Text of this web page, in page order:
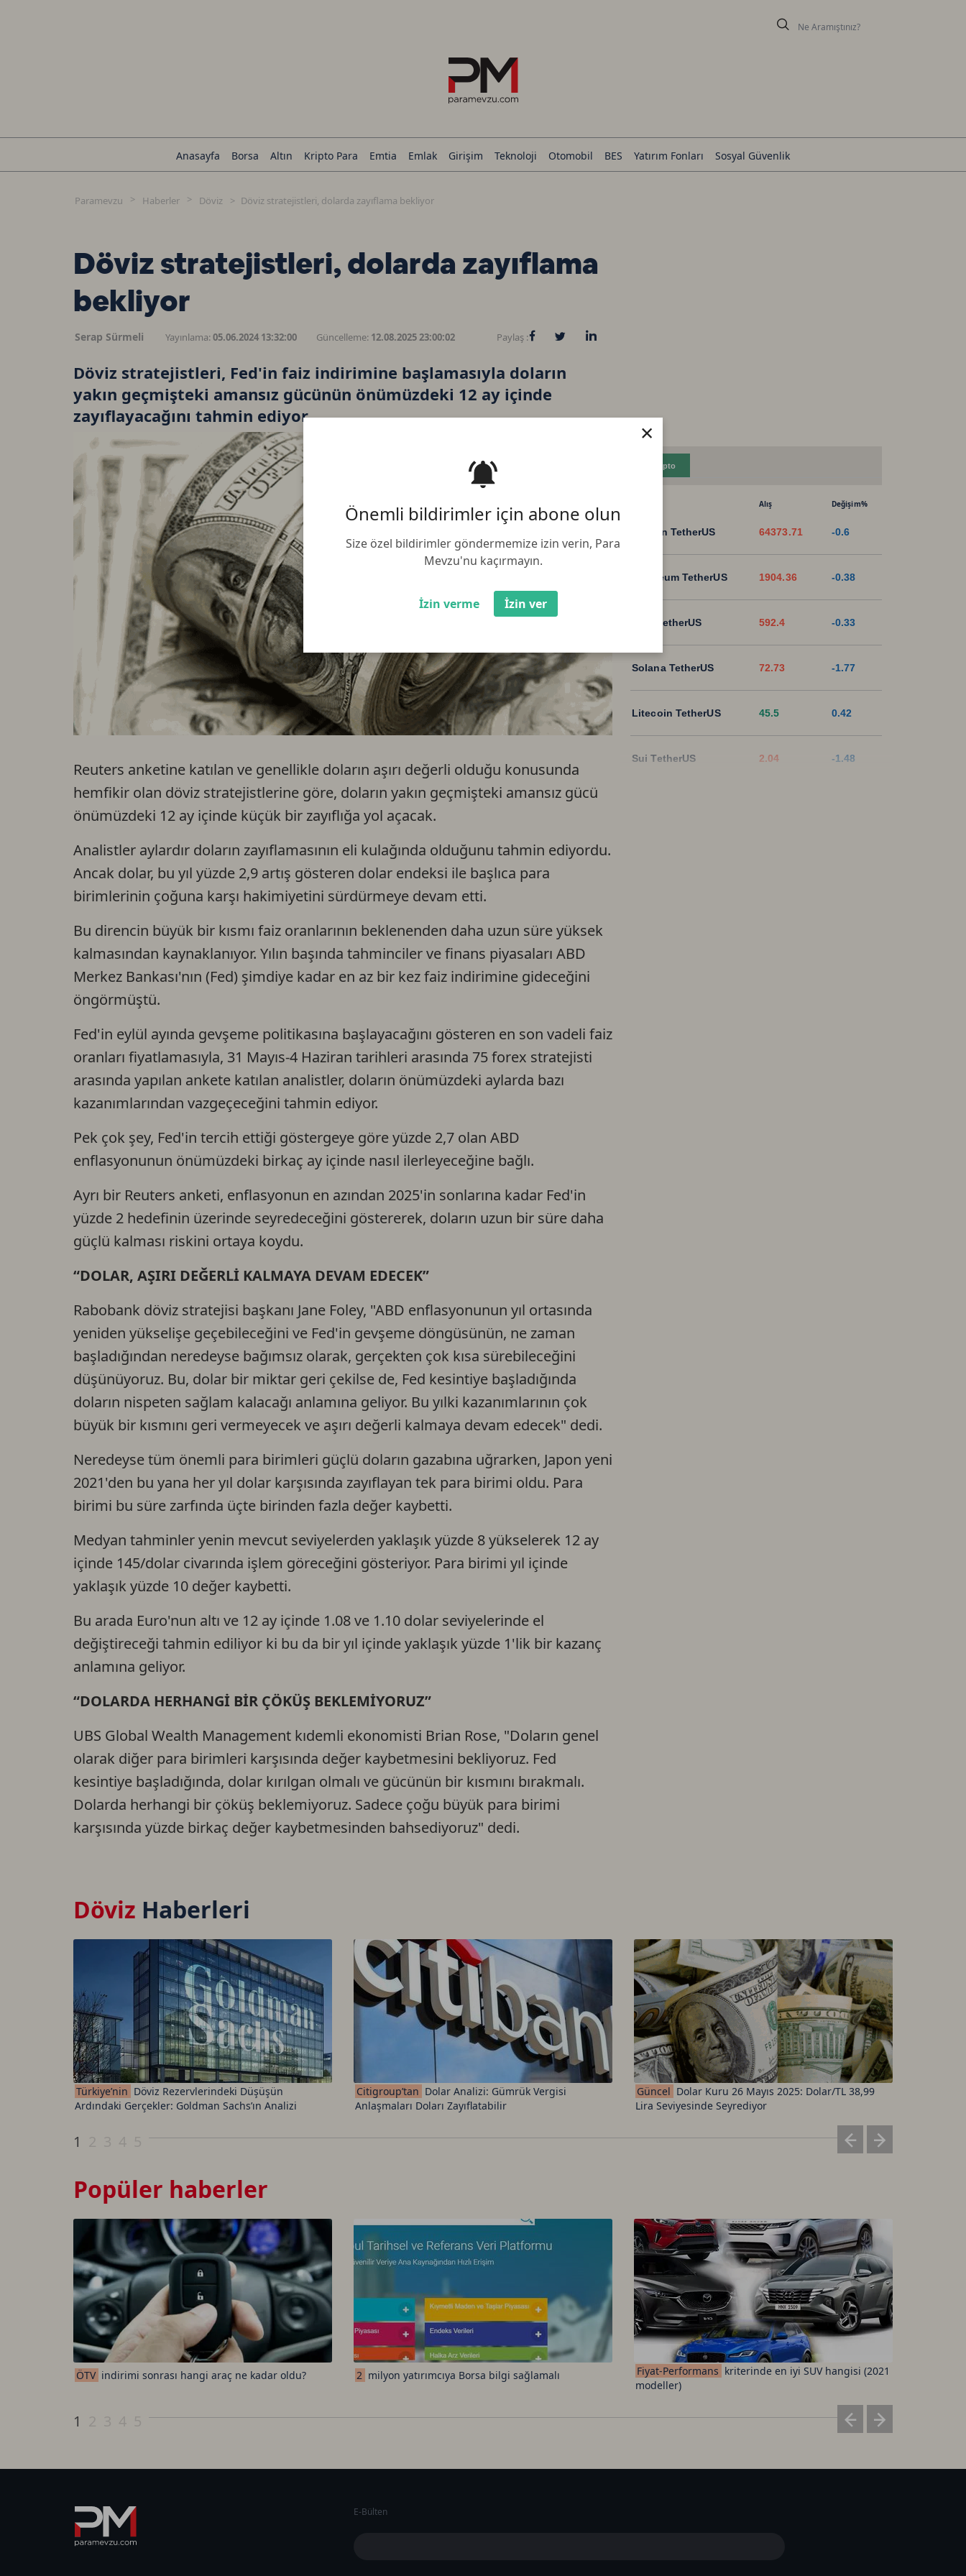
Önemli bildirimler için abone olun
Size özel bildirimler göndermemize izin verin, Para
Mevzu'nu kaçırmayın.
İzin verme İzin ver
×
Anasayfa Borsa Altın Kripto Para Emtia Emlak Girişim Teknoloji Otomobil BES Yatırım Fonları Sosyal Güvenlik
Paramevzu Haberler Döviz Döviz stratejistleri, dolarda zayıflama bekliyor
Döviz stratejistleri, dolarda zayıflama
bekliyor
Serap Sürmeli Yayınlama:05.06.2024 13:32:00 Güncelleme: 12.08.2025 23:00:02 Paylaş :
Döviz stratejistleri, Fed'in faiz indirimine başlamasıyla doların
yakın geçmişteki amansız gücünün önümüzdeki 12 ay içinde
zayıflayacağını tahmin ediyor
Reuters anketine katılan ve genellikle doların aşırı değerli olduğu konusunda
hemfikir olan döviz stratejistlerine göre, doların yakın geçmişteki amansız gücü
önümüzdeki 12 ay içinde küçük bir zayıflığa yol açacak.
Analistler aylardır doların zayıflamasının eli kulağında olduğunu tahmin ediyordu.
Ancak dolar, bu yıl yüzde 2,9 artış gösteren dolar endeksi ile başlıca para
birimlerinin çoğuna karşı hakimiyetini sürdürmeye devam etti.
Bu direncin büyük bir kısmı faiz oranlarının beklenenden daha uzun süre yüksek
kalmasından kaynaklanıyor. Yılın başında tahminciler ve finans piyasaları ABD
Merkez Bankası'nın (Fed) şimdiye kadar en az bir kez faiz indirimine gideceğini
öngörmüştü.
Fed'in eylül ayında gevşeme politikasına başlayacağını gösteren en son vadeli faiz
oranları fiyatlamasıyla, 31 Mayıs-4 Haziran tarihleri arasında 75 forex stratejisti
arasında yapılan ankete katılan analistler, doların önümüzdeki aylarda bazı
kazanımlarından vazgeçeceğini tahmin ediyor.
Pek çok şey, Fed'in tercih ettiği göstergeye göre yüzde 2,7 olan ABD
enflasyonunun önümüzdeki birkaç ay içinde nasıl ilerleyeceğine bağlı.
Ayrı bir Reuters anketi, enflasyonun en azından 2025'in sonlarına kadar Fed'in
yüzde 2 hedefinin üzerinde seyredeceğini göstererek, doların uzun bir süre daha
güçlü kalması riskini ortaya koydu.
“DOLAR, AŞIRI DEĞERLİ KALMAYA DEVAM EDECEK”
Rabobank döviz stratejisi başkanı Jane Foley, "ABD enflasyonunun yıl ortasında
yeniden yükselişe geçebileceğini ve Fed'in gevşeme döngüsünün, ne zaman
başladığından neredeyse bağımsız olarak, gerçekten çok kısa sürebileceğini
düşünüyoruz. Bu, dolar bir miktar geri çekilse de, Fed kesintiye başladığında
doların nispeten sağlam kalacağı anlamına geliyor. Bu yılki kazanımlarının çok
büyük bir kısmını geri vermeyecek ve aşırı değerli kalmaya devam edecek" dedi.
Neredeyse tüm önemli para birimleri güçlü doların gazabına uğrarken, Japon yeni
2021'den bu yana her yıl dolar karşısında zayıflayan tek para birimi oldu. Para
birimi bu süre zarfında üçte birinden fazla değer kaybetti.
Medyan tahminler yenin mevcut seviyelerden yaklaşık yüzde 8 yükselerek 12 ay
içinde 145/dolar civarında işlem göreceğini gösteriyor. Para birimi yıl içinde
yaklaşık yüzde 10 değer kaybetti.
Bu arada Euro'nun altı ve 12 ay içinde 1.08 ve 1.10 dolar seviyelerinde el
değiştireceği tahmin ediliyor ki bu da bir yıl içinde yaklaşık yüzde 1'lik bir kazanç
anlamına geliyor.
“DOLARDA HERHANGİ BİR ÇÖKÜŞ BEKLEMİYORUZ”
UBS Global Wealth Management kıdemli ekonomisti Brian Rose, "Doların genel
olarak diğer para birimleri karşısında değer kaybetmesini bekliyoruz. Fed
kesintiye başladığında, dolar kırılgan olmalı ve gücünün bir kısmını bırakmalı.
Dolarda herhangi bir çöküş beklemiyoruz. Sadece çoğu büyük para birimi
karşısında yüzde birkaç değer kaybetmesinden bahsediyoruz" dedi.
Kripto
Alış Değişim%
Bitcoin TetherUS 64373.71 -0.6
Ethereum TetherUS 1904.36 -0.38
BNB TetherUS 592.4 -0.33
Solana TetherUS 72.73 -1.77
Litecoin TetherUS 45.5 0.42
Sui TetherUS 2.04 -1.48
Döviz Haberleri
Türkiye’nin Döviz Rezervlerindeki Düşüşün
Ardındaki Gerçekler: Goldman Sachs’ın Analizi
Citigroup’tan Dolar Analizi: Gümrük Vergisi
Anlaşmaları Doları Zayıflatabilir
Güncel Dolar Kuru 26 Mayıs 2025: Dolar/TL 38,99
Lira Seviyesinde Seyrediyor
1
Popüler haberler
ÖTV indirimi sonrası hangi araç ne kadar oldu? 2 milyon yatırımcıya Borsa bilgi sağlamalı Fiyat-Performans kriterinde en iyi SUV hangisi (2021
modeller)
1
E-Bülten